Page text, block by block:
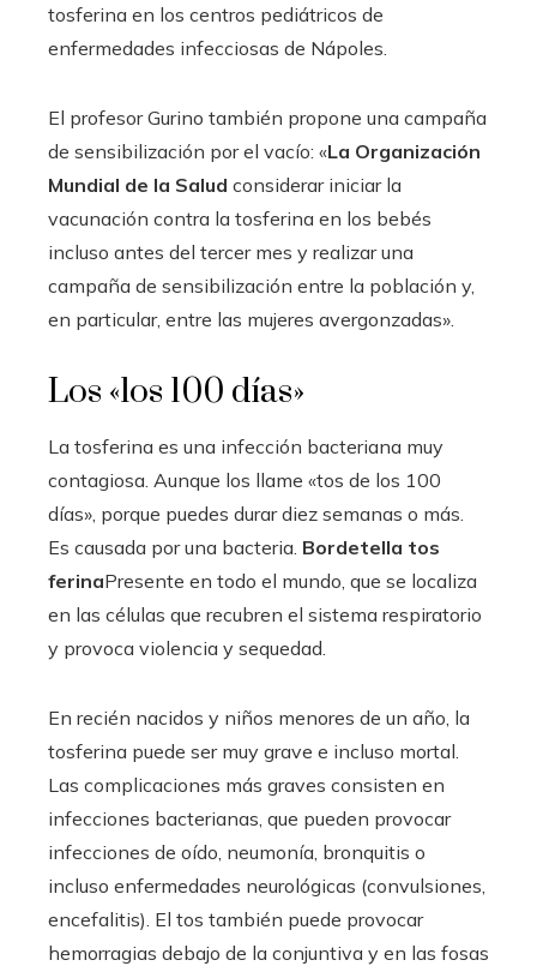
tosferina en los centros pediátricos de
enfermedades infecciosas de Nápoles.
El profesor Gurino también propone una campaña
de sensibilización por el vacío: «La Organización
Mundial de la Salud considerar iniciar la
vacunación contra la tosferina en los bebés
incluso antes del tercer mes y realizar una
campaña de sensibilización entre la población y,
en particular, entre las mujeres avergonzadas».
Los «los 100 días»
La tosferina es una infección bacteriana muy
contagiosa. Aunque los llame «tos de los 100
días», porque puedes durar diez semanas o más.
Es causada por una bacteria. Bordetella tos
ferinaPresente en todo el mundo, que se localiza
en las células que recubren el sistema respiratorio
y provoca violencia y sequedad.
En recién nacidos y niños menores de un año, la
tosferina puede ser muy grave e incluso mortal.
Las complicaciones más graves consisten en
infecciones bacterianas, que pueden provocar
infecciones de oído, neumonía, bronquitis o
incluso enfermedades neurológicas (convulsiones,
encefalitis). El tos también puede provocar
hemorragias debajo de la conjuntiva y en las fosas